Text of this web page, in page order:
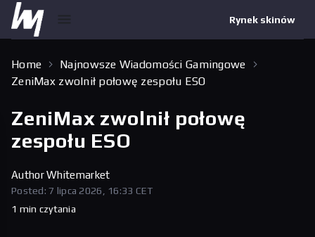
Rynek skinów
Home
Najnowsze Wiadomości Gamingowe
ZeniMax zwolnił połowę zespołu ESO
ZeniMax zwolnił połowę
zespołu ESO
AuthorWhitemarket
Posted: 7 lipca 2026, 16:33 CET
1 min czytania